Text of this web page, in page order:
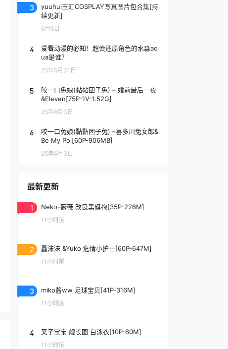
3
yuuhui玉汇COSPLAY写真图片包合集[持
续更新]
6月5日
4
爱看动漫的必知！超会还原角色的水淼aq
ua是谁？
25年5月31日
5
咬一口兔娘(黏黏团子兔) – 婚前最后一夜
&Eleven[75P-1V-1.52G]
25年6月3日
6
咬一口兔娘(黏黏团子兔) –喜多川兔女郎&
Be My Poi[60P-906MB]
25年6月3日
最新更新
1 Neko-薇薇 改良黑旗袍[35P-226M]
11小时前
2 蠢沫沫 &Yuko 危情小护士[60P-647M]
11小时前
3 miko酱ww 足球宝贝[41P-316M]
11小时前
4 叉子宝宝 舰长图 白泳衣[10P-80M]
11小时前